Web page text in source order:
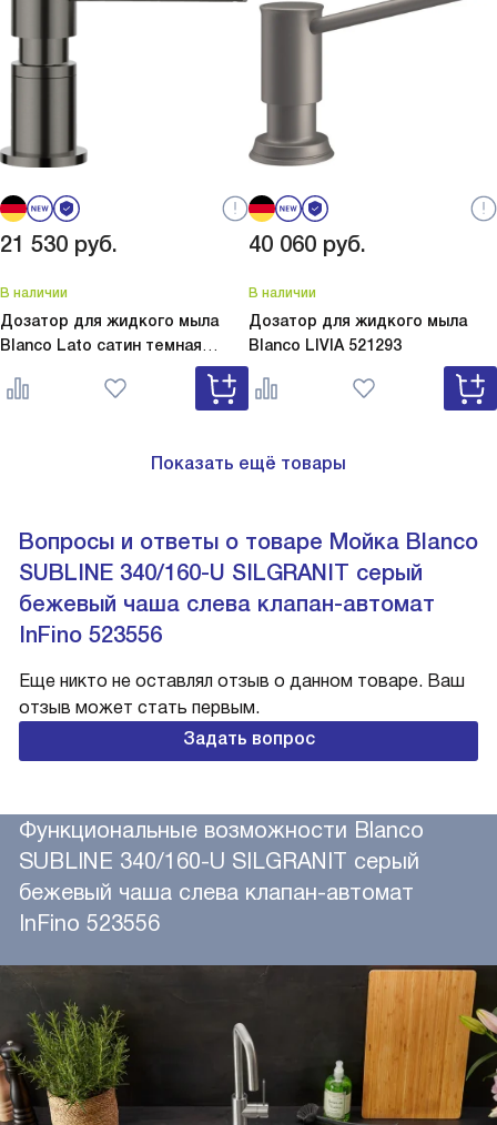
21 530 руб.
В наличии
Дозатор для жидкого мыла
Blanco Lato сатин темная
Lato сатин темная сталь
527743
40 060 руб.
В наличии
Дозатор для жидкого мыла
Blanco LIVIA 521293
Показать ещё товары
Вопросы и ответы о товаре Мойка Blanco
SUBLINE 340/160-U SILGRANIT серый
бежевый чаша слева клапан-автомат
InFino 523556
Еще никто не оставлял отзыв о данном товаре. Ваш
отзыв может стать первым.
Задать вопрос
Функциональные возможности Blanco
SUBLINE 340/160-U SILGRANIT серый
бежевый чаша слева клапан-автомат
InFino 523556